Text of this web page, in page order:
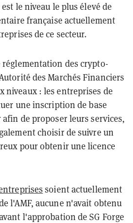
le niveau le plus élevé de
française actuellement
de ce secteur.
réglementation des crypto-
des Marchés Financiers
niveaux : les entreprises de
une inscription de base
de proposer leurs services,
choisir de suivre un
pour obtenir une licence
soient actuellement
l'AMF, aucune n'avait obtenu
l'approbation de SG Forge